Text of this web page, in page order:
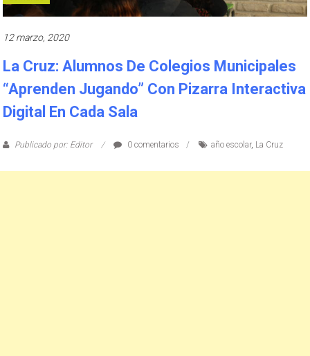
12 marzo, 2020
La Cruz: Alumnos De Colegios Municipales
“aprenden Jugando” Con Pizarra Interactiva
Digital En Cada Sala
Publicado por: Editor 0 comentarios año escolar, La Cruz